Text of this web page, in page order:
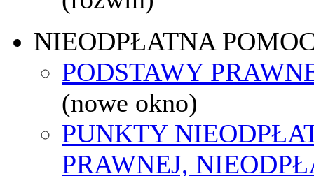
NIEODPŁATNA
PODSTAWY
(nowe okno)
PUNKTY
PRAWNEJ,